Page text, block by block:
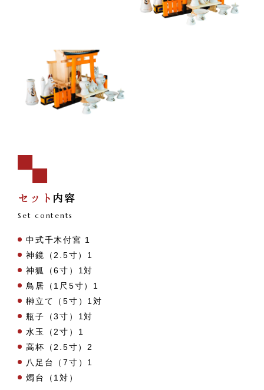
セット 内容
Set contents
中式千木付宮 1
神鏡（2.5寸）1
神狐（6寸）1対
鳥居（1尺5寸）1
榊立て（5寸）1対
瓶子（3寸）1対
水玉（2寸）1
高杯（2.5寸）2
八足台（7寸）1
燭台（1対）